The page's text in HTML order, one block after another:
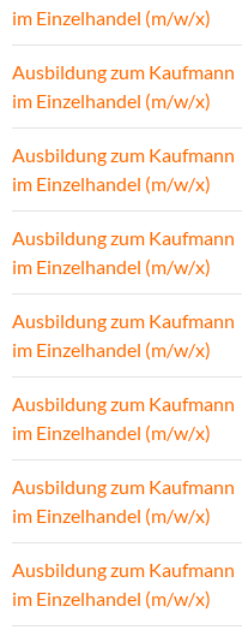
im Einzelhandel (m/w/x)
Ausbildung zum Kaufmann
im Einzelhandel (m/w/x)
Ausbildung zum Kaufmann
im Einzelhandel (m/w/x)
Ausbildung zum Kaufmann
im Einzelhandel (m/w/x)
Ausbildung zum Kaufmann
im Einzelhandel (m/w/x)
Ausbildung zum Kaufmann
im Einzelhandel (m/w/x)
Ausbildung zum Kaufmann
im Einzelhandel (m/w/x)
Ausbildung zum Kaufmann
im Einzelhandel (m/w/x)